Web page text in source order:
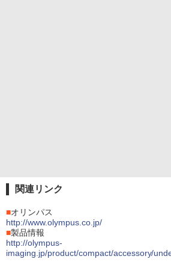
関連リンク
■オリンパス
http://www.olympus.co.jp/
■製品情報
http://olympus-
imaging.jp/product/compact/accessory/